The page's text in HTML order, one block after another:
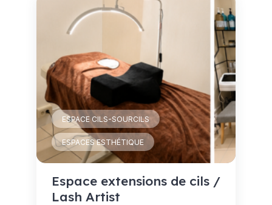
ESPACE CILS-SOURCILS
ESPACES ESTHÉTIQUE
Espace extensions de cils /
Lash Artist